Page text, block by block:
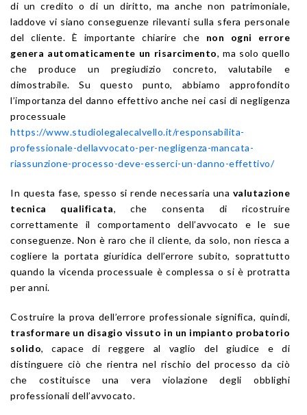
di un credito o di un diritto, ma anche non patrimoniale,
laddove vi siano conseguenze rilevanti sulla sfera personale
del cliente. È importante chiarire che non ogni errore
genera automaticamente un risarcimento, ma solo quello
che produce un pregiudizio concreto, valutabile e
dimostrabile. Su questo punto, abbiamo approfondito
l’importanza del danno effettivo anche nei casi di negligenza
processuale
https://www.studiolegalecalvello.it/responsabilita-
professionale-dellavvocato-per-negligenza-mancata-
riassunzione-processo-deve-esserci-un-danno-effettivo/
In questa fase, spesso si rende necessaria una valutazione
tecnica qualificata, che consenta di ricostruire
correttamente il comportamento dell’avvocato e le sue
conseguenze. Non è raro che il cliente, da solo, non riesca a
cogliere la portata giuridica dell’errore subito, soprattutto
quando la vicenda processuale è complessa o si è protratta
per anni.
Costruire la prova dell’errore professionale significa, quindi,
trasformare un disagio vissuto in un impianto probatorio
solido, capace di reggere al vaglio del giudice e di
distinguere ciò che rientra nel rischio del processo da ciò
che costituisce una vera violazione degli obblighi
professionali dell’avvocato.